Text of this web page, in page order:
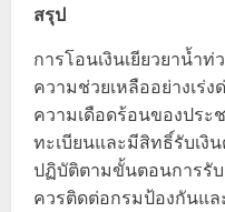
สรุป
การโอนเงินเยียวยาน้ำ
ความช่วยเหลืออย่างเร่
ความเดือดร้อนของประ
ทะเบียนและมีสิทธิ์รับเงิ
ปฏิบัติตามขั้นตอนการรับ
ควรติดต่อกรมป้องกันแ